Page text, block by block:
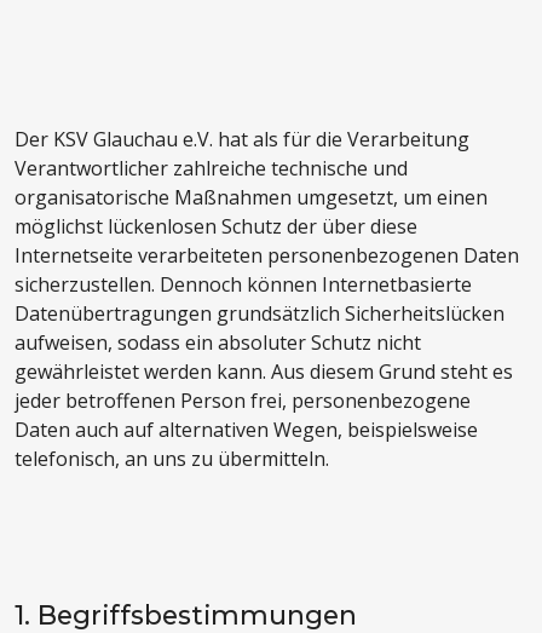
Der KSV Glauchau e.V. hat als für die Verarbeitung
Verantwortlicher zahlreiche technische und
organisatorische Maßnahmen umgesetzt, um einen
möglichst lückenlosen Schutz der über diese
Internetseite verarbeiteten personenbezogenen Daten
sicherzustellen. Dennoch können Internetbasierte
Datenübertragungen grundsätzlich Sicherheitslücken
aufweisen, sodass ein absoluter Schutz nicht
gewährleistet werden kann. Aus diesem Grund steht es
jeder betroffenen Person frei, personenbezogene
Daten auch auf alternativen Wegen, beispielsweise
telefonisch, an uns zu übermitteln.
1. Begriffsbestimmungen